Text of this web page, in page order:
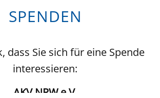
SPENDEN
dass Sie sich für eine Spende
interessieren:
AKV NRW e.V.